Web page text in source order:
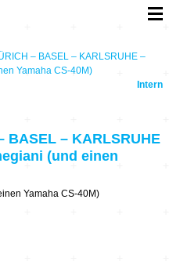
– BASEL – KARLSRUHE –
Yamaha CS-40M)
Intern
BASEL – KARLSRUHE
(und einen
Yamaha CS-40M)